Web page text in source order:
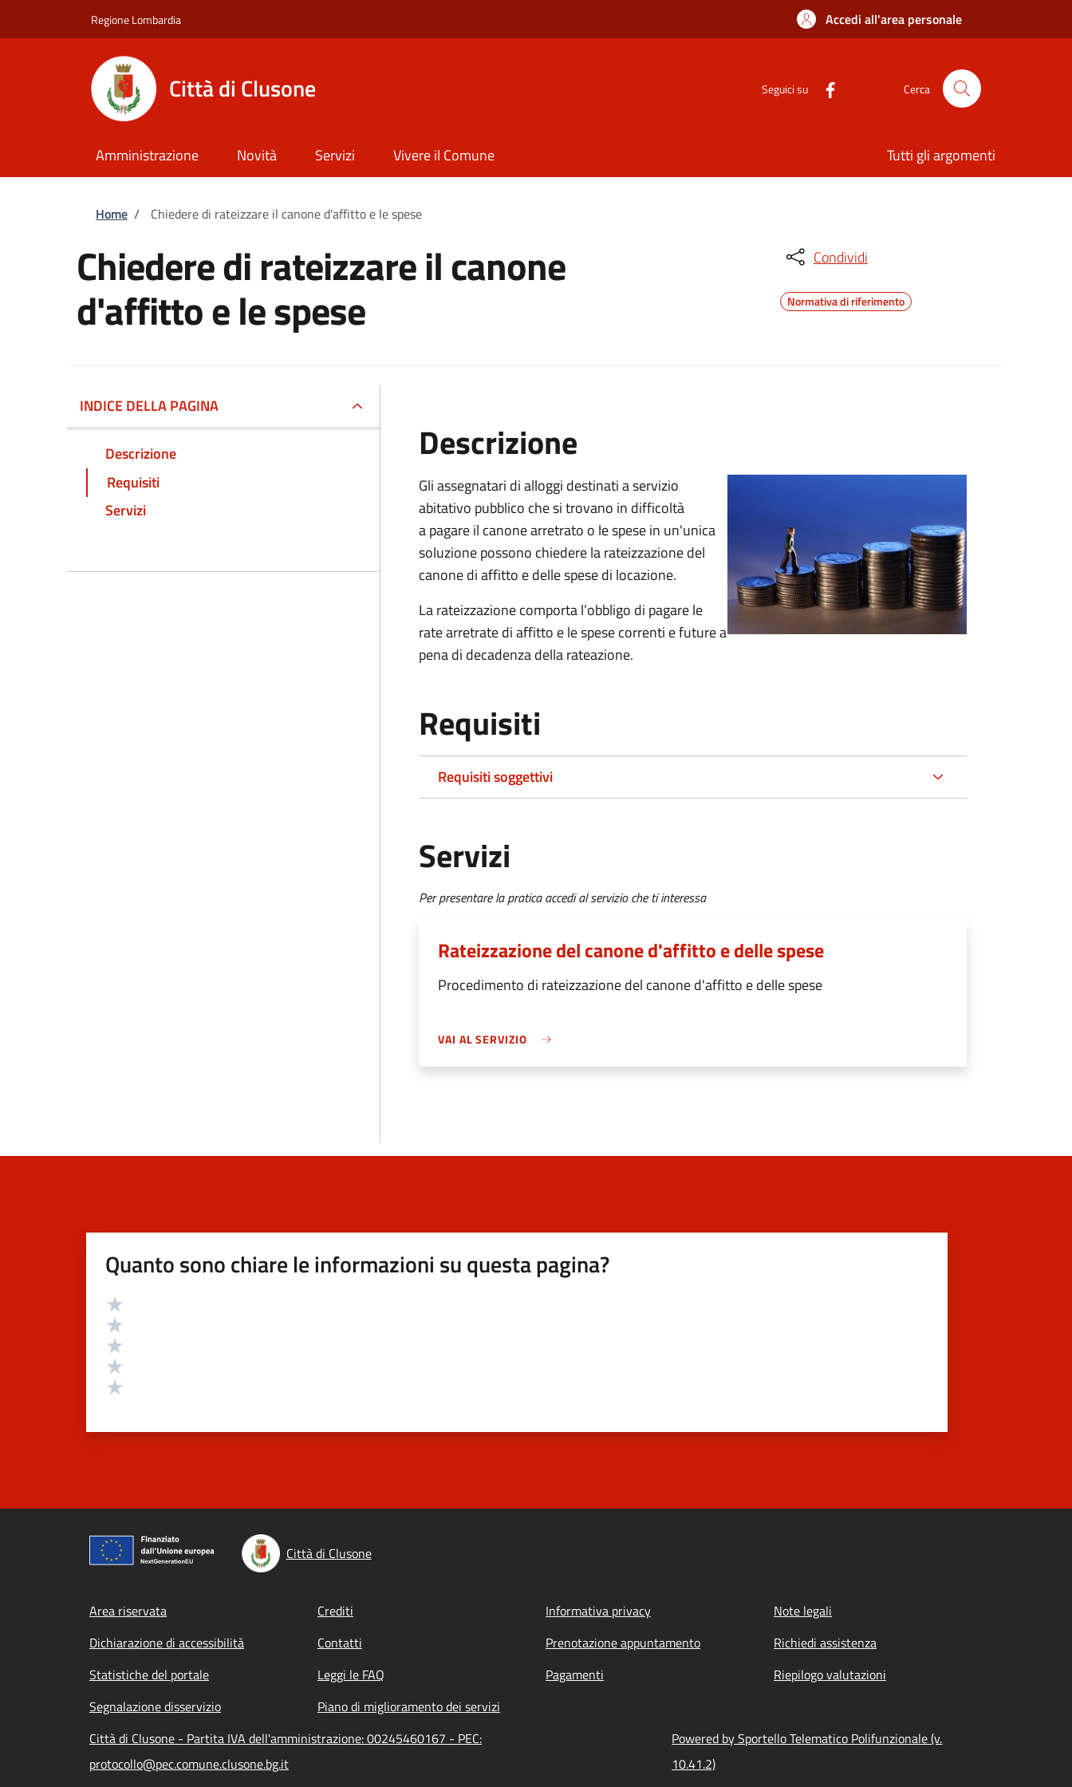
Regione Lombardia Accedi all'area personale
Città di Clusone Seguici su Cerca
Amministrazione Novità Servizi Vivere il Comune Tutti gli argomenti
Briciole di pane
Home / Chiedere di rateizzare il canone d'affitto e le spese
Chiedere di rateizzare il canone
d'affitto e le spese
Condividi
Normativa di riferimento
INDICE DELLA PAGINA
Descrizione
Requisiti
Servizi
Descrizione
Gli assegnatari di alloggi destinati a servizio
abitativo pubblico che si trovano in difficoltà
a pagare il canone arretrato o le spese in un'unica
soluzione possono chiedere la rateizzazione del
canone di affitto e delle spese di locazione.
La rateizzazione comporta l’obbligo di pagare le
rate arretrate di affitto e le spese correnti e future a
pena di decadenza della rateazione.
Requisiti
Requisiti soggettivi
Servizi
Per presentare la pratica accedi al servizio che ti interessa
Rateizzazione del canone d'affitto e delle spese
Procedimento di rateizzazione del canone d'affitto e delle spese
VAI AL SERVIZIO
Quanto sono chiare le informazioni su questa pagina?
Valutazione
Città di Clusone
Footer menu
Area riservata Crediti Informativa privacy
Note legali
Dichiarazione di accessibilità
Contatti Prenotazione appuntamento
Richiedi assistenza
Statistiche del portale
Leggi le FAQ Pagamenti
Riepilogo valutazioni
Segnalazione disservizio
Piano di miglioramento dei servizi
Città di Clusone - Partita IVA dell'amministrazione: 00245460167 - PEC:
protocollo@pec.comune.clusone.bg.it
Powered by Sportello Telematico Polifunzionale (v.
10.41.2)